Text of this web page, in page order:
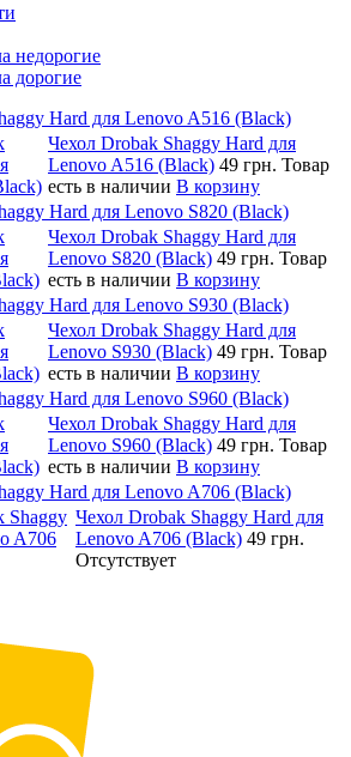
недорогие
дорогие
Hard для Lenovo A516 (Black)
Чехол Drobak Shaggy Hard для
Lenovo A516 (Black) 49 грн. Товар
есть в наличии В корзину
Hard для Lenovo S820 (Black)
Чехол Drobak Shaggy Hard для
Lenovo S820 (Black) 49 грн. Товар
есть в наличии В корзину
Hard для Lenovo S930 (Black)
Чехол Drobak Shaggy Hard для
Lenovo S930 (Black) 49 грн. Товар
есть в наличии В корзину
Hard для Lenovo S960 (Black)
Чехол Drobak Shaggy Hard для
Lenovo S960 (Black) 49 грн. Товар
есть в наличии В корзину
Hard для Lenovo A706 (Black)
Чехол Drobak Shaggy Hard для
Lenovo A706 (Black) 49 грн.
Отсутствует